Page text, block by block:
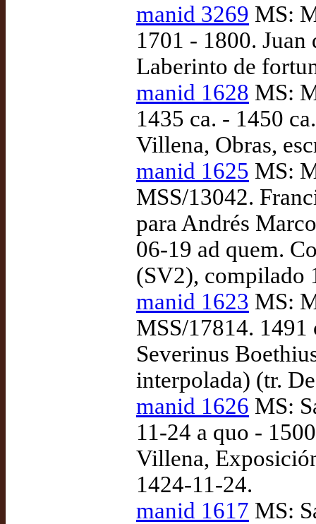
manid 3269 MS:
1701 - 1800.
Laberinto de
manid 1628 MS:
1435 ca. - 1450
Villena, Obras,
manid 1625 MS:
MSS/13042.
para Andrés
06-19 ad quem.
(SV2), compilado
manid 1623 MS:
MSS/17814.
Severinus
interpolada) (tr.
manid 1626 MS:
11-24 a quo -
Villena,
1424-11-24.
manid 1617 MS: